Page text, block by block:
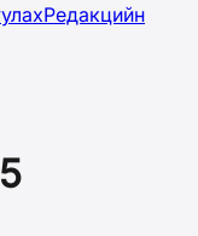
Редакцийн